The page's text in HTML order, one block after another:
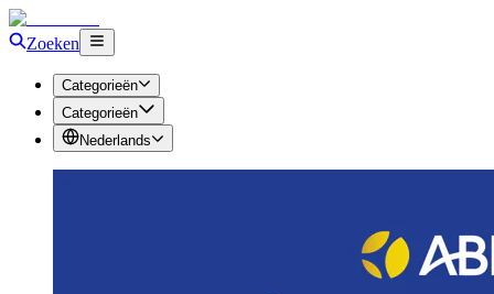
Zoeken
Categorieën
Categorieën
Nederlands